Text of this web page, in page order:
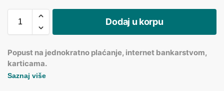
Dodaj u korpu
Popust na jednokratno plaćanje, internet bankarstvom,
karticama.
Saznaj više